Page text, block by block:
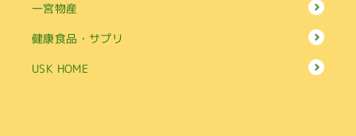
一宮物産
健康食品・サプリ
USK HOME